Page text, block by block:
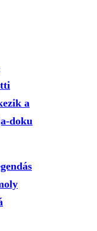
a
doku